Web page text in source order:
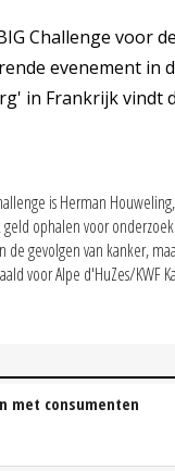
Challenge voor
evenement in
in Frankrijk vindt
is Herman
ophalen voor
de gevolgen van kanker,
voor Alpe d'HuZes/KWF
met consumenten